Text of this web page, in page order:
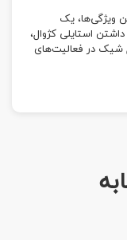
این ویژگی‌ها، یک
استایلی کژوال،
شیک در فعالیت‌های